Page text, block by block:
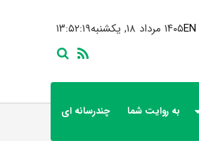
۱۳:۵۲:۲۱ ۱۴۰۵ مرداد ۱۸, یکشنبهEN
به روایت شما چندرسانه ای